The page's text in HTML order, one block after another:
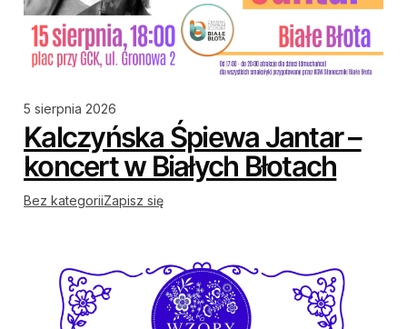
5 sierpnia 2026
Kalczyńska Śpiewa Jantar –
koncert w Białych Błotach
Bez kategoriiZapisz się